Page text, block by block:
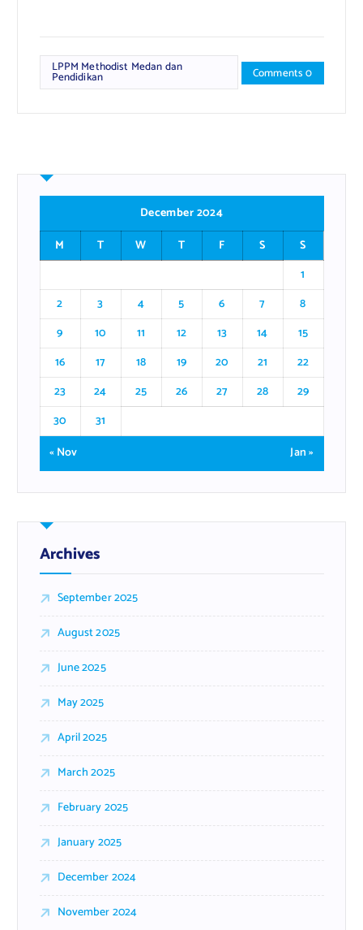
LPPM Methodist Medan dan
Pendidikan Comments 0
December 2024
M
T W T F S
S
1
2
3 4 5 6 7
8
9
10 11 12 13 14
15
16
17 18 19 20 21
22
23
24 25 26 27 28
29
30
31
« Nov
Jan »
Archives
September 2025
August 2025
June 2025
May 2025
April 2025
March 2025
February 2025
January 2025
December 2024
November 2024